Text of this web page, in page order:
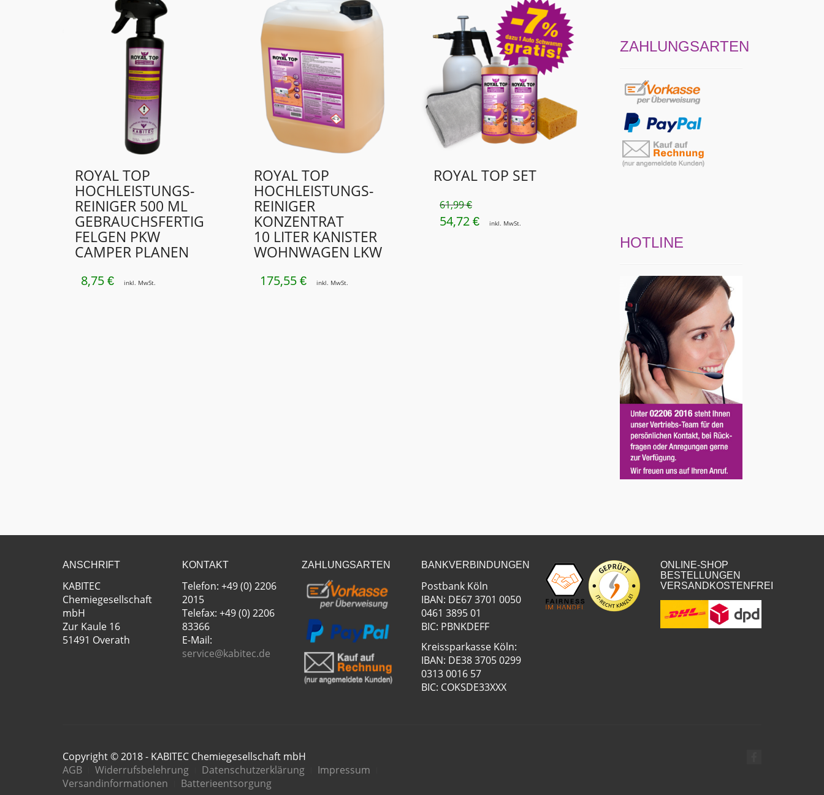
ROYAL TOP
HOCHLEISTUNGS-
REINIGER 500 ML
GEBRAUCHSFERTIG
FELGEN PKW
CAMPER PLANEN
8,75 € inkl. MwSt.
ROYAL TOP
HOCHLEISTUNGS-
REINIGER
KONZENTRAT
10 LITER KANISTER
WOHNWAGEN LKW
175,55€ inkl. MwSt.
ROYAL TOP SET
61,99€
URSPRÜNGLICHER
54,72 €AKTUELLER
inkl. MwSt.
ZAHLUNGSARTEN
HOTLINE
ANSCHRIFT
KABITEC
Chemiegesellschaft
mbH
Zur Kaule 16
51491 Overath
KONTAKT
Telefon: +49 (0) 2206
2015
Telefax: +49 (0) 2206
83366
E-Mail:
service@kabitec.de
ZAHLUNGSARTEN BANKVERBINDUNGEN
Postbank Köln
IBAN: DE67 3701 0050
0461 3895 01
BIC: PBNKDEFF
Kreissparkasse Köln:
IBAN: DE38 3705 0299
0313 0016 57
BIC: COKSDE33XXX
ONLINE-SHOP
BESTELLUNGEN
VERSANDKOSTENFREI
Copyright © 2018 - KABITEC Chemiegesellschaft mbH
AGB
Widerrufsbelehrung Datenschutzerklärung
Impressum
Versandinformationen
Batterieentsorgung